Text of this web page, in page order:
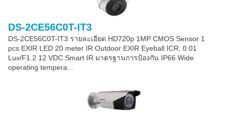
DS-2CE56C0T-IT3
DS-2CE56C0T-IT3 รายละเอียด HD720p 1MP CMOS Sensor 1
pcs EXIR LED 20 meter IR Outdoor EXIR Eyeball ICR, 0.01
Lux/F1.2 12 VDC Smart IR มาตรฐานการป้องกัน IP66 Wide
operating tempera...